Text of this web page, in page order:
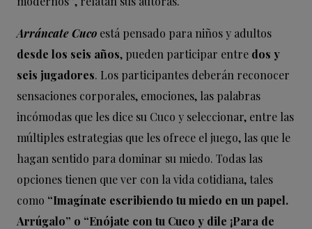
Arráncate Cuco está pensado para niños y adultos
desde los seis años, pueden participar entre dos y
seis jugadores. Los participantes deberán reconocer
sensaciones corporales, emociones, las palabras
incómodas que les dice su Cuco y seleccionar, entre las
múltiples estrategias que les ofrece el juego, las que le
hagan sentido para dominar su miedo. Todas las
opciones tienen que ver con la vida cotidiana, tales
como “Imagínate escribiendo tu miedo en un papel.
Arrúgalo” o “Enójate con tu Cuco y dile ¡Para de